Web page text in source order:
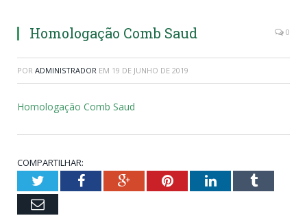
Homologação Comb Saud 0
POR ADMINISTRADOR EM 19 DE JUNHO DE 2019
Homologação Comb Saud
COMPARTILHAR:
TwitterFacebookGoogle+PinterestLinkedInTumblr
Email